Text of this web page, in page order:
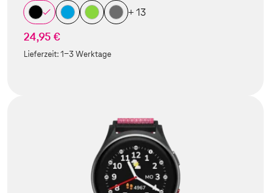
+ 13
24,95 €
Lieferzeit:1-3 Werktage